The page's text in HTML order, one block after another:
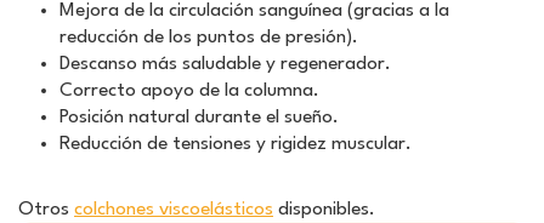
Mejora de la circulación sanguínea (gracias a la
reducción de los puntos de presión).
Descanso más saludable y regenerador.
Correcto apoyo de la columna.
Posición natural durante el sueño.
Reducción de tensiones y rigidez muscular.
Otros colchones viscoelásticos disponibles.